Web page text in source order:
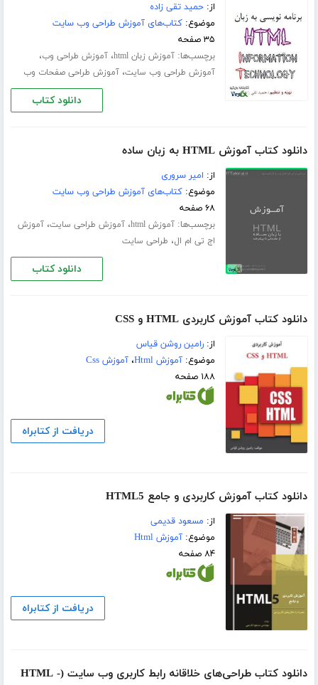
از:حمید تقی زاده
موضوع:کتاب‌های آموزش طراحی وب سایت
۳۵ صفحه
برچسب‌ها:آموزش زبان html ،آموزش طراحی وب،
آموزش طراحی وب سایت،آموزش طراحی صفحات وب
دانلود کتاب
دانلود کتاب آموزش HTML به زبان ساده
از: امیر سروری
موضوع:کتاب‌های آموزش طراحی وب سایت
۶۸ صفحه
برچسب‌ها:آموزش html ،آموزش طراحی سایت،آموزش
اج تی ام ال، طراحی سایت
دانلود کتاب
دانلود کتاب آموزش کاربردی HTML و CSS
از:رامین روشن قیاس
موضوع:آموزش Html ،آموزش Css
۱۸۸ صفحه
دریافت از کتابراه
دانلود کتاب آموزش کاربردی و جامع HTML5
از: مسعود قدیمی
موضوع:آموزش Html
۸۴ صفحه
دریافت از کتابراه
دانلود کتاب طراحی‌های خلاقانه رابط کاربری وب سایت (HTML -